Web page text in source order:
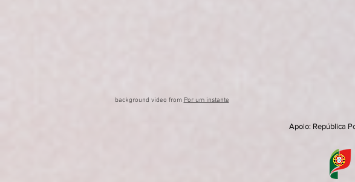
background video from Por um instante
Apoio: República